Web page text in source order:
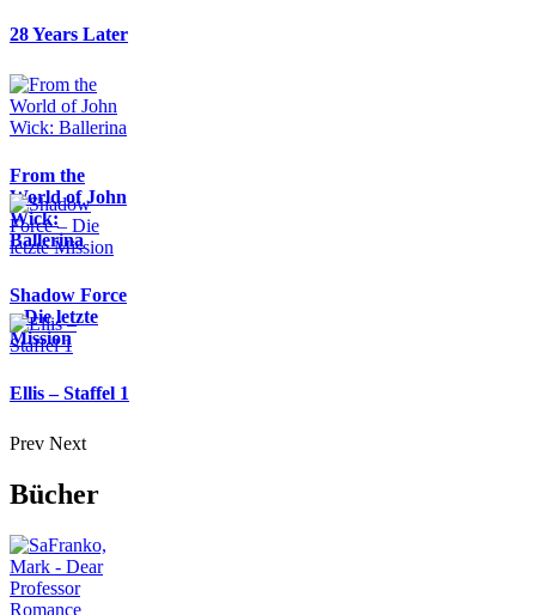
28 Years Later
From the
World of John
Wick:
Ballerina
Shadow Force
– Die letzte
Mission
Ellis – Staffel 1
Prev Next
Bücher